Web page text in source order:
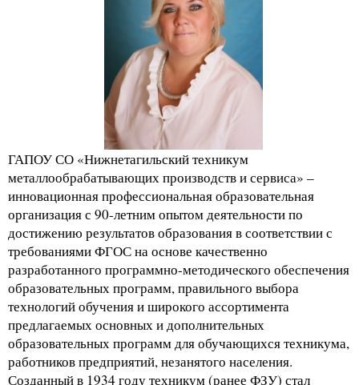
ГАПОУ СО «Нижнетагильский техникум
металлообрабатывающих производств и сервиса» –
инновационная профессиональная образовательная
организация с 90-летним опытом деятельности по
достижению результатов образования в соответствии с
требованиями ФГОС на основе качественно
разработанного программно-методического обеспечения
образовательных программ, правильного выбора
технологий обучения и широкого ассортимента
предлагаемых основных и дополнительных
образовательных программ для обучающихся техникума,
работников предприятий, незанятого населения.
Созданный в 1934 году техникум (ранее ФЗУ) стал